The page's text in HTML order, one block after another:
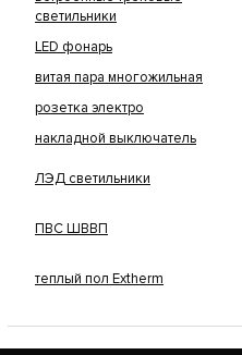
светильники
LED фонарь
витая пара многожильная
розетка электро
накладной выключатель
ЛЭД светильники
ПВС ШВВП
теплый пол Extherm